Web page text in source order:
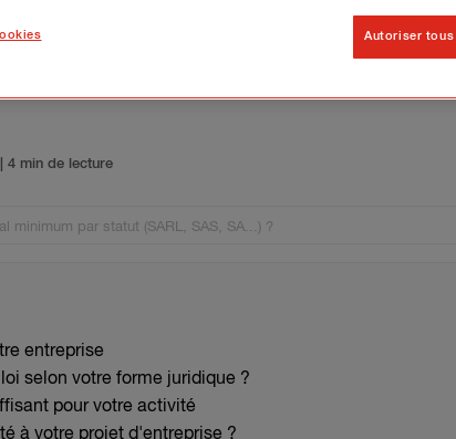
capital social minimum
| 4 min de lecture
minimum par statut (SARL, SAS, SA...) ?
entreprise
selon votre forme juridique ?
pour votre activité
à votre projet d'entreprise ?
Autoriser